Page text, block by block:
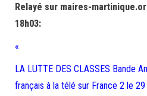
Relayé sur maires-
18h03:
«
LA LUTTE DES CLASSES Bande
français à la télé sur France 2 le 29